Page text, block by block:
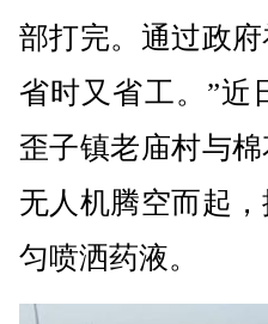
部打完。通过政
省时又省工。”近
歪子镇老庙村与
无人机腾空而起
匀喷洒药液。